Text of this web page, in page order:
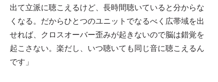
出て立派に聴こえるけど、長時間聴いていると分からな
くなる。だからひとつのユニットでなるべく広帯域を出
せれば、クロスオーバー歪みが起きないので脳は錯覚を
起こさない。楽だし、いつ聴いても同じ音に聴こえるん
です」